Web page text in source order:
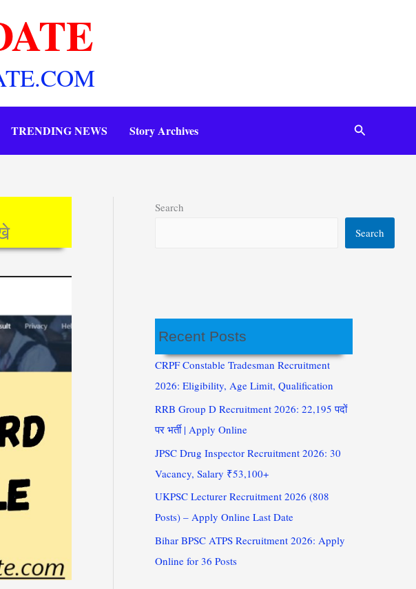
TRENDING NEWS Story Archives Search
Search
Search
Recent Posts
CRPF Constable Tradesman Recruitment
2026: Eligibility, Age Limit, Qualification
RRB Group D Recruitment 2026: 22,195 पदों
पर भर्ती | Apply Online
JPSC Drug Inspector Recruitment 2026: 30
Vacancy, Salary ₹53,100+
UKPSC Lecturer Recruitment 2026 (808
Posts) – Apply Online Last Date
Bihar BPSC ATPS Recruitment 2026: Apply
Online for 36 Posts